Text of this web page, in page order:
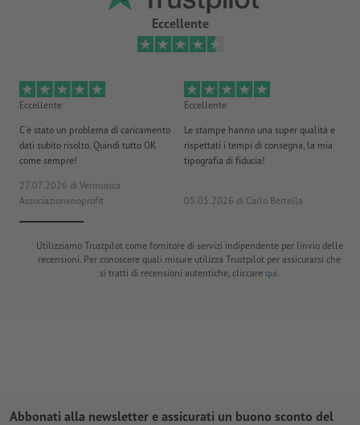
Eccellente
Eccellente
C'è stato un problema di caricamento
dati subito risolto. Quindi tutto OK
come sempre!
27.07.2026 di Vermusica
Associazionenoprofit
Eccellente
Le stampe hanno una super qualità e
rispettati i tempi di consegna, la mia
tipografia di fiducia!
05.05.2026 di Carlo Bertella
Utilizziamo Trustpilot come fornitore di servizi indipendente per linvio delle
recensioni. Per conoscere quali misure utilizza Trustpilot per assicurarsi che
si tratti di recensioni autentiche, cliccare qui
Abbonati alla newsletter e assicurati un buono sconto del